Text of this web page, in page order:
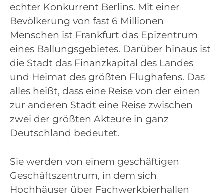
echter Konkurrent Berlins. Mit einer
Bevölkerung von fast 6 Millionen
Menschen ist Frankfurt das Epizentrum
eines Ballungsgebietes. Darüber hinaus ist
die Stadt das Finanzkapital des Landes
und Heimat des größten Flughafens. Das
alles heißt, dass eine Reise von der einen
zur anderen Stadt eine Reise zwischen
zwei der größten Akteure in ganz
Deutschland bedeutet.
Sie werden von einem geschäftigen
Geschäftszentrum, in dem sich
Hochhäuser über Fachwerkbierhallen